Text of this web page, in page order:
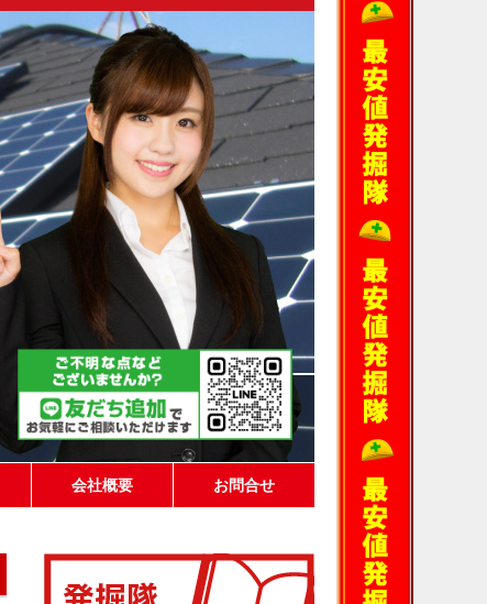
会社概要 お問合せ